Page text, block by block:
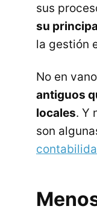
sus
su
la gestión
No en
antiguos
locales. Y
son